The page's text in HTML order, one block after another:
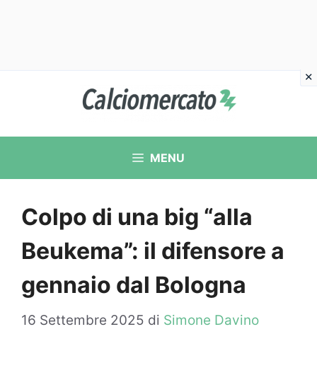
contenuto
MENU
Colpo di una big “alla
Beukema”: il difensore a
gennaio dal Bologna
16 Settembre 2025 di Simone Davino